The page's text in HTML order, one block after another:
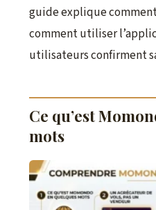
guide explique
comment utiliser
utilisateurs confirment
Ce qu’est
mots